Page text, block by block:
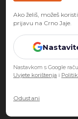
Ako želiš, možeš
prijavu na Crno Jaje.
Nastavkom s Google
Uvjete korištenja i
Odustani